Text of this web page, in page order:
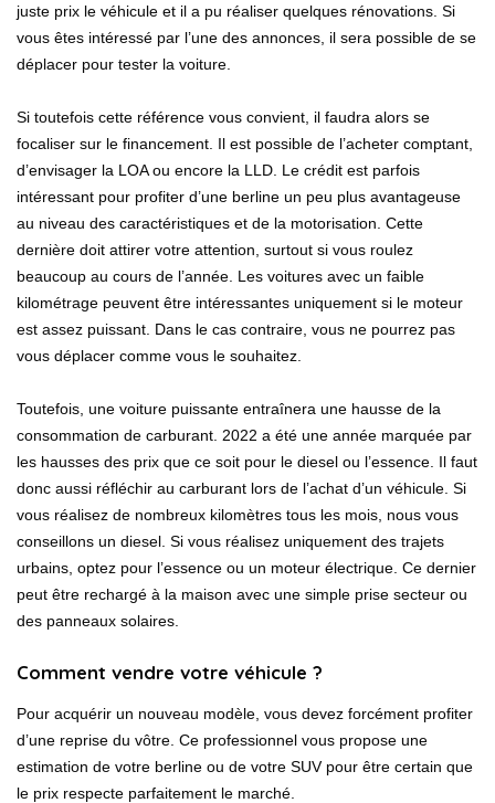
juste prix le véhicule et il a pu réaliser quelques rénovations. Si
vous êtes intéressé par l’une des annonces, il sera possible de se
déplacer pour tester la voiture.
Si toutefois cette référence vous convient, il faudra alors se
focaliser sur le financement. Il est possible de l’acheter comptant,
d’envisager la LOA ou encore la LLD. Le crédit est parfois
intéressant pour profiter d’une berline un peu plus avantageuse
au niveau des caractéristiques et de la motorisation. Cette
dernière doit attirer votre attention, surtout si vous roulez
beaucoup au cours de l’année. Les voitures avec un faible
kilométrage peuvent être intéressantes uniquement si le moteur
est assez puissant. Dans le cas contraire, vous ne pourrez pas
vous déplacer comme vous le souhaitez.
Toutefois, une voiture puissante entraînera une hausse de la
consommation de carburant. 2022 a été une année marquée par
les hausses des prix que ce soit pour le diesel ou l’essence. Il faut
donc aussi réfléchir au carburant lors de l’achat d’un véhicule. Si
vous réalisez de nombreux kilomètres tous les mois, nous vous
conseillons un diesel. Si vous réalisez uniquement des trajets
urbains, optez pour l’essence ou un moteur électrique. Ce dernier
peut être rechargé à la maison avec une simple prise secteur ou
des panneaux solaires.
Comment vendre votre véhicule ?
Pour acquérir un nouveau modèle, vous devez forcément profiter
d’une reprise du vôtre. Ce professionnel vous propose une
estimation de votre berline ou de votre SUV pour être certain que
le prix respecte parfaitement le marché.